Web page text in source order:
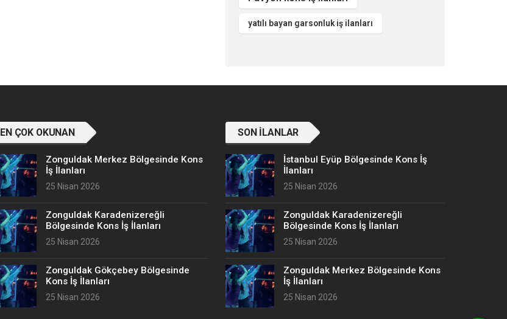
yatılı bayan garsonluk iş ilanları
EN ÇOK OKUNAN
Zonguldak Merkez Bölgesinde Kons
İş İlanları
25 Nisan 2026
Zonguldak Karadenizereğli
Bölgesinde Kons İş İlanları
25 Nisan 2026
Zonguldak Gökçebey Bölgesinde
Kons İş İlanları
25 Nisan 2026
SON İLANLAR
İstanbul Eyüp Bölgesinde Kons İş
İlanları
25 Nisan 2026
Zonguldak Karadenizereğli
Bölgesinde Kons İş İlanları
25 Nisan 2026
Zonguldak Merkez Bölgesinde Kons
İş İlanları
25 Nisan 2026